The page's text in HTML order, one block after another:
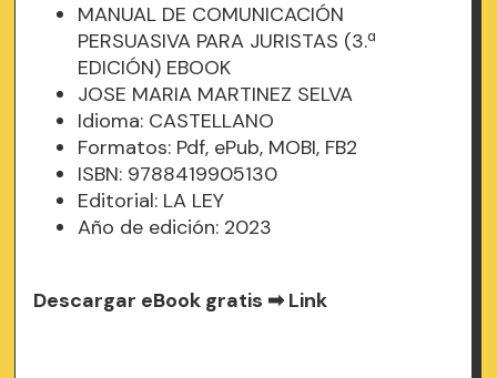
MANUAL DE COMUNICACIÓN
PERSUASIVA PARA JURISTAS (3.ª
EDICIÓN) EBOOK
JOSE MARIA MARTINEZ SELVA
Idioma: CASTELLANO
Formatos: Pdf, ePub, MOBI, FB2
ISBN: 9788419905130
Editorial: LA LEY
Año de edición: 2023
Descargar eBook gratis ➡Link